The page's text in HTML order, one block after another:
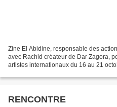
Zine El Abidine, responsable des
avec Rachid créateur de Dar Zagora,
artistes internationaux du 16 au 21
RENCONTRE